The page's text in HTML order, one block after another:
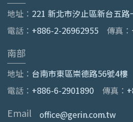
地址： 221 新北市汐止區新台五
電話： +886-2-26962955 傳真：
南部
地址： 台南市東區崇德路56號4樓
電話： +886-6-2901890 傳真：
Email office@gerin.com.tw